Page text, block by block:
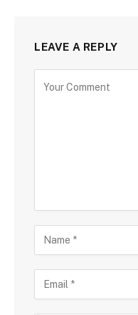
LEAVE A REPLY